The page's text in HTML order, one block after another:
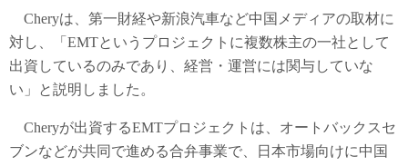
Cheryは、第一財経や新浪汽車など中国メディアの取材に
対し、「EMTというプロジェクトに複数株主の一社として
出資しているのみであり、経営・運営には関与していな
い」と説明しました。
Cheryが出資するEMTプロジェクトは、オートバックスセ
ブンなどが共同で進める合弁事業で、日本市場向けに中国